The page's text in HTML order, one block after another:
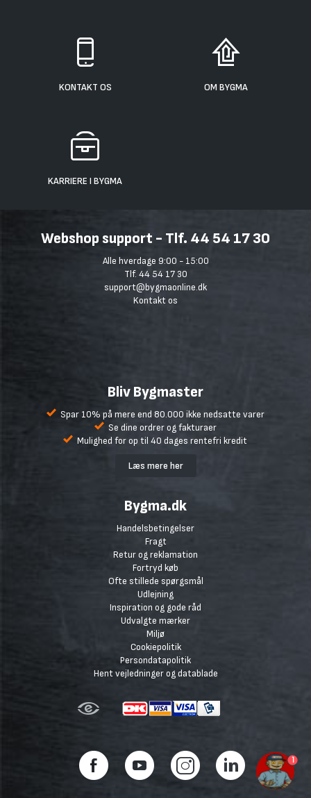
KONTAKT OS OM BYGMA
KARRIERE I BYGMA
Webshop support - Tlf. 44 54 17 30
Alle hverdage 9:00 - 15:00
Tlf. 44 54 17 30
support@bygmaonline.dk
Kontakt os
Bliv Bygmaster
Spar 10% på mere end 80.000 ikke nedsatte varer
Se dine ordrer og fakturaer
Mulighed for op til 40 dages rentefri kredit
Læs mere her
Bygma.dk
Handelsbetingelser
Fragt
Retur og reklamation
Fortryd køb
Ofte stillede spørgsmål
Udlejning
Inspiration og gode råd
Udvalgte mærker
Miljø
Cookiepolitik
Persondatapolitik
Hent vejledninger og datablade
1